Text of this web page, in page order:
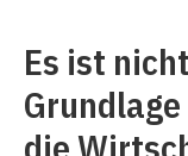
Es ist